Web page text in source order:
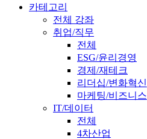
카테고리
전체 강좌
취업/직무
전체
ESG/윤리경영
경제/재테크
리더십/변화혁신
마케팅/비즈니스
IT/데이터
전체
4차산업